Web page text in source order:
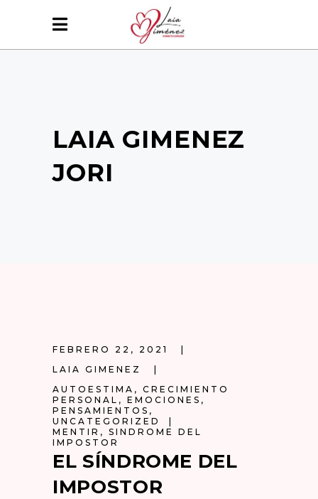
LAIA GIMENEZ
JORI
FEBRERO 22, 2021
LAIA GIMENEZ
AUTOESTIMA , CRECIMIENTO
PERSONAL , EMOCIONES ,
PENSAMIENTOS ,
UNCATEGORIZED
MENTIR , SINDROME DEL
IMPOSTOR
EL SÍNDROME DEL
IMPOSTOR